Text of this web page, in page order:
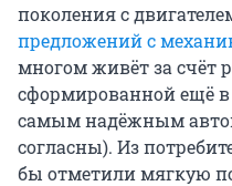
поколения с
предложений с
многом живёт за счёт
сформированной ещё
самым надёжным
согласны). Из
бы отметили мягкую